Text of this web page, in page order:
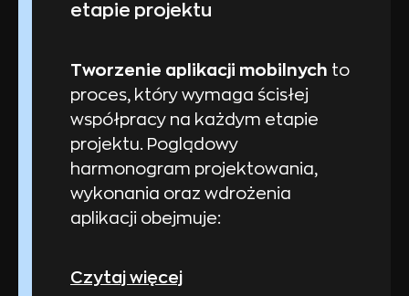
etapie projektu
Tworzenie aplikacji mobilnych to
proces, który wymaga ścisłej
współpracy na każdym etapie
projektu. Poglądowy
harmonogram projektowania,
wykonania oraz wdrożenia
aplikacji obejmuje:
Czytaj więcej